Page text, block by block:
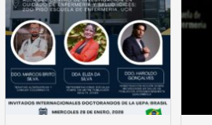
Conferencias